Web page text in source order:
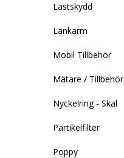
Lastskydd
Länkarm
Mobil Tillbehör
Mätare / Tillbehör
Nyckelring - Skal
Partikelfilter
Poppy